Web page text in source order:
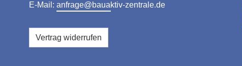
E-Mail: anfrage@bauaktiv-zentrale.de
Vertrag widerrufen